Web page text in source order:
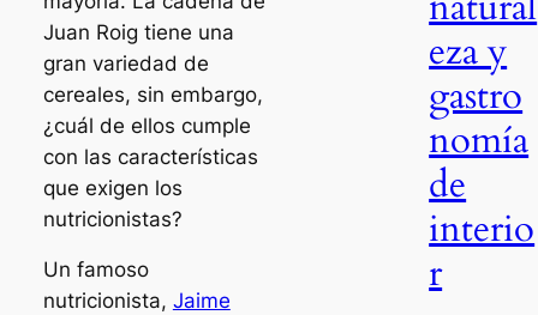
Juan Roig tiene una
gran variedad de
cereales, sin embargo,
¿cuál de ellos cumple
con las características
que exigen los
nutricionistas?
Un famoso
nutricionista, Jaime
eza y
gastro
nomía
de
interio
r